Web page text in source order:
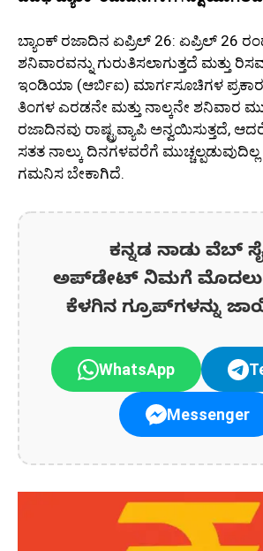
ಬ್ಯಾಂಕ್ ರಜಾದಿನ ಏಪ್ರಿಲ್ 26: ಏಪ್ರಿಲ್ 26
ಶನಿವಾರವನ್ನು ಗುರುತಿಸಲಾಗುತ್ತದೆ ಮತ್ತು
ಇಂಡಿಯಾ (ಆರ್ಬಿಐ) ಮಾರ್ಗಸೂಚಿಗಳ ಪ್ರಕಾರ,
ತಿಂಗಳ ಎರಡನೇ ಮತ್ತು ನಾಲ್ಕನೇ ಶನಿವಾರ
ರಜಾದಿನವು ರಾಷ್ಟ್ರವ್ಯಾಪಿ ಅನ್ವಯಿಸುತ್ತದೆ,
ಸತತ ನಾಲ್ಕು ದಿನಗಳವರೆಗೆ ಮುಚ್ಚಲ್ಪಡುವುದಿಲ್ಲ
ಗಮನಿಸ ಬೇಕಾಗಿದೆ.
ಕನ್ನಡ ನಾಡು ವೆಬ್
ಅಪ್‌ಡೇಟ್‌ ನಿಮಗೆ
ಕೆಳಗಿನ ಗ್ರೂಪ್‌ಗಳನ್ನು
WhatsApp
Messenger